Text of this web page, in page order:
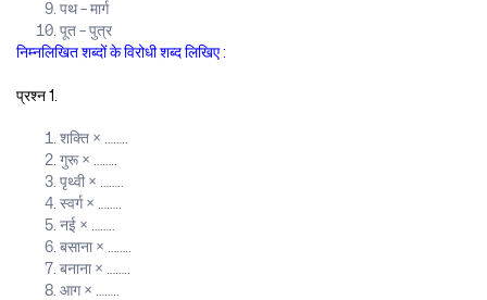
पथ – मार्ग
पूत – पुत्र
निम्नलिखित शब्दों के विरोधी शब्द लिखिए :
प्रश्न 1.
शक्ति × ……..
गुरू × ……..
पृथ्वी × ……..
स्वर्ग × ……..
नई × ……..
बसाना × ……..
बनाना × ……..
आग × ……..